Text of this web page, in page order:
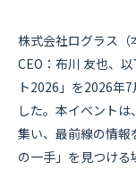
株式会社ログラス（
CEO：布川 友也、
ト2026」を2026年
した。本イベント
集い、最前線の情
の一手」を見つける